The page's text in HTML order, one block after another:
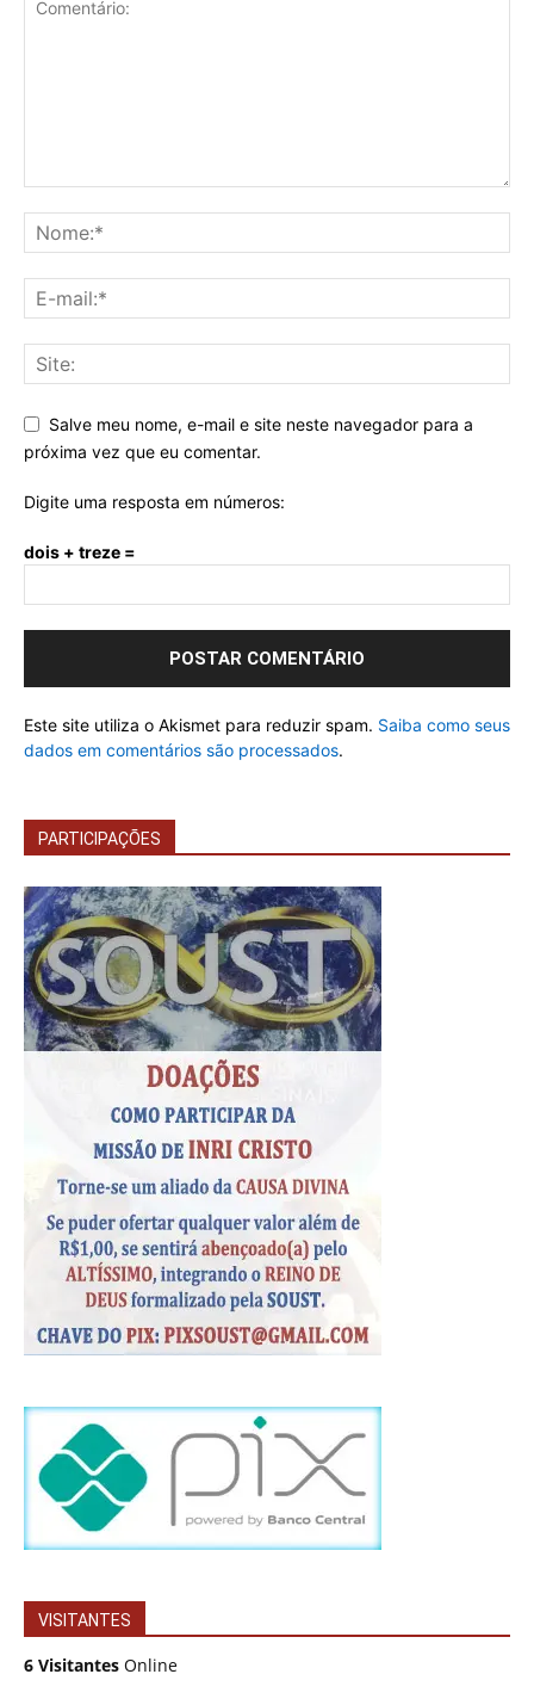
Salve meu nome, e-mail e site neste navegador para a
próxima vez que eu comentar.
Digite uma resposta em números:
dois + treze =
Este site utiliza o Akismet para reduzir spam. Saiba como seus
dados em comentários são processados.
PARTICIPAÇÕES
VISITANTES
6 Visitantes Online